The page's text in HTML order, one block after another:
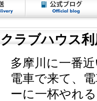
クラブハウス
多摩川に一番
電車で来て、
ーに一杯やれ